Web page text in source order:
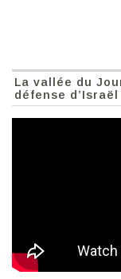
La vallée du
défense d’Israël